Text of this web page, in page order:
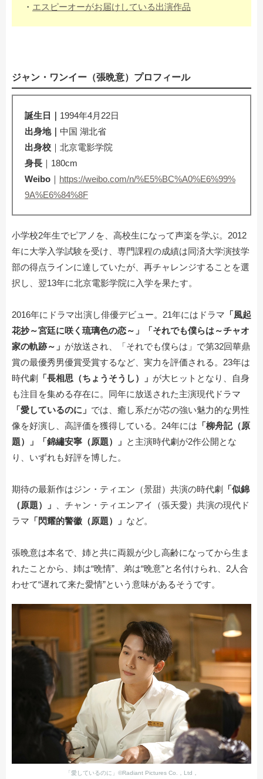
・ エスピーオーがお届けしている出演作品
ジャン・ワンイー（張晩意）プロフィール
誕生日｜ 1994年4月22日
出身地｜ 中国 湖北省
出身校 ｜北京電影学院
身長 ｜180cm
Weibo ｜ https://weibo.com/n/%E5%BC%A0%E6%99%
9A%E6%84%8F
小学校2年生でピアノを、高校生になって声楽を学ぶ。2012
年に大学入学試験を受け、専門課程の成績は同済大学演技学
部の得点ラインに達していたが、再チャレンジすることを選
択し、翌13年に北京電影学院に入学を果たす。
2016年にドラマ出演し俳優デビュー。21年にはドラマ 「風起
花抄～宮廷に咲く琉璃色の恋～」「それでも僕らは～チャオ
家の軌跡～」 が放送され、「それでも僕らは」で第32回華鼎
賞の最優秀男優賞受賞するなど、実力を評価される。23年は
時代劇
「長相思（ちょうそうし）」 が大ヒットとなり、自身
も注目を集める存在に。同年に放送された主演現代ドラマ
「愛しているのに」 では、癒し系だが芯の強い魅力的な男性
像を好演し、高評価を獲得している。24年には 「柳舟記（原
題）」「錦繡安寧（原題）」 と主演時代劇が2作公開とな
り、いずれも好評を博した。
期待の最新作はジン・ティエン（景甜）共演の時代劇
「似錦
（原題）」
、チャン・ティエンアイ（張天愛）共演の現代ド
ラマ 「閃耀的警徽（原題）」 など。
張晩意は本名で、姉と共に両親が少し高齢になってから生ま
れたことから、姉は“晩情”、弟は“晩意”と名付けられ、2人合
わせて“遅れて来た愛情”という意味があるそうです。
「愛しているのに」©Radiant Pictures Co.，Ltd，